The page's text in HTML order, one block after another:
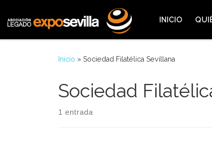
INICIO
Inicio » Sociedad Filatélica Sevillana
Sociedad
1 entrada